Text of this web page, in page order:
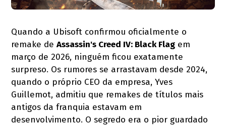
Quando a Ubisoft confirmou oficialmente o
remake deAssassin's Creed IV: Black Flag em
março de 2026, ninguém ficou exatamente
surpreso. Os rumores se arrastavam desde 2024,
quando o próprio CEO da empresa, Yves
Guillemot, admitiu que remakes de títulos mais
antigos da franquia estavam em
desenvolvimento. O segredo era o pior guardado